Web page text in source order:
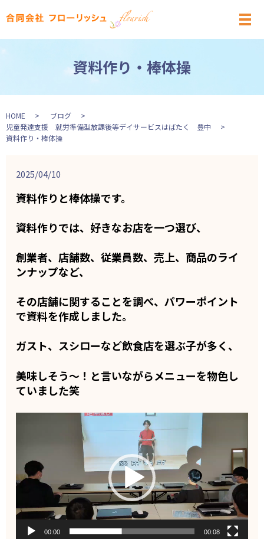
メ
資料作り・棒体操
HOME
ブログ
児童発達支援 就労準備型放課後等デイサービスはばたく 豊中
資料作り・棒体操
2025/04/10
資料作りと棒体操です。
資料作りでは、好きなお店を一つ選び、
創業者、店舗数、従業員数、売上、商品のライ
ンナップなど、
その店舗に関することを調べ、パワーポイント
で資料を作成しました。
ガスト、スシローなど飲食店を選ぶ子が多く、
美味しそう〜！と言いながらメニューを物色し
ていました笑
ー
ヤ
00:00 00:08